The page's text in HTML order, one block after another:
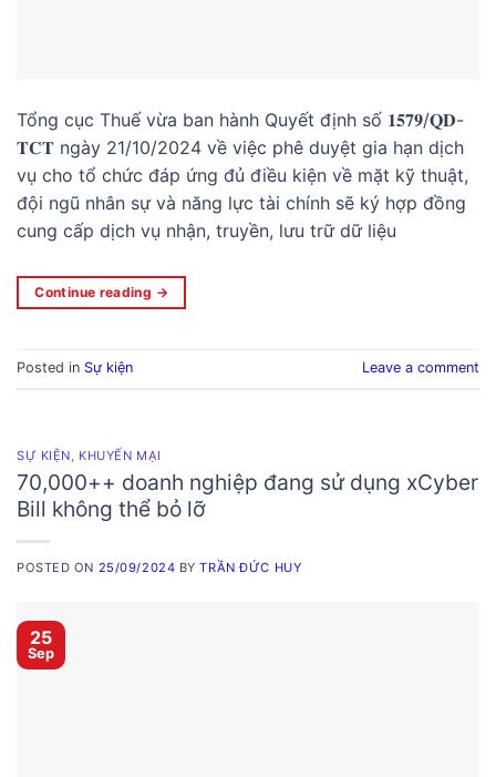
Tổng cục Thuế vừa ban hành Quyết định số 𝟏𝟓𝟕𝟗/𝐐𝐃-
𝐓𝐂𝐓 ngày 21/10/2024 về việc phê duyệt gia hạn dịch
vụ cho tổ chức đáp ứng đủ điều kiện về mặt kỹ thuật,
đội ngũ nhân sự và năng lực tài chính sẽ ký hợp đồng
cung cấp dịch vụ nhận, truyền, lưu trữ dữ liệu
Continue reading →
Posted in Sự kiện Leave a comment
SỰ KIỆN, KHUYẾN MẠI
70,000++ doanh nghiệp đang sử dụng xCyber
Bill không thể bỏ lỡ
POSTED ON 25/09/2024 BYTRẦN ĐỨC HUY
25
Sep